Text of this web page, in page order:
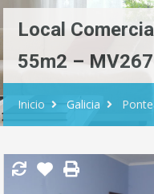
Local
55m2 – MV267
Inicio Galicia